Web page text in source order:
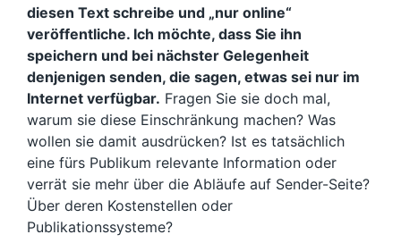
diesen Text schreibe und „nur online“
veröffentliche. Ich möchte, dass Sie ihn
speichern und bei nächster Gelegenheit
denjenigen senden, die sagen, etwas sei nur im
Internet verfügbar. Fragen Sie sie doch mal,
warum sie diese Einschränkung machen? Was
wollen sie damit ausdrücken? Ist es tatsächlich
eine fürs Publikum relevante Information oder
verrät sie mehr über die Abläufe auf Sender-Seite?
Über deren Kostenstellen oder
Publikationssysteme?